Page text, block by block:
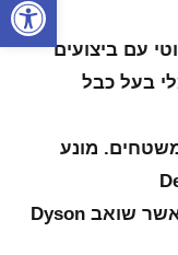
עם ביצועים
בעל כבל
מונע
עוצמת שאיבה חזקה ב- 30% יותר מאשר שואב Dyson